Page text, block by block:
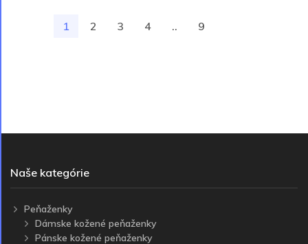
1 2 3 4 .. 9
Naše kategórie
Peňaženky
Dámske kožené peňaženky
Pánske kožené peňaženky